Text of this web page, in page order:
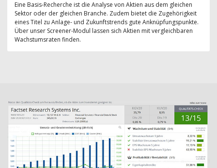
Eine Basis-Recherche ist die Analyse von Aktien aus dem gleichen
Sektor oder der gleichen Branche. Zudem bietet die Zugehörigkeit
eines Titel zu Anlage- und Zukunftstrends gute Anknüpfungspunkte.
Über unser Screener-Modul lassen sich Aktien mit vergleichbaren
Wachstumsraten finden.